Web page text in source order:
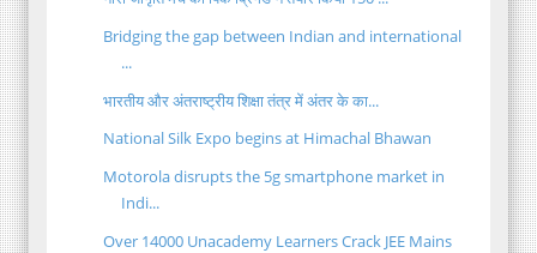
Bridging the gap between Indian and international
...
भारतीय और अंतराष्ट्रीय शिक्षा तंत्र में अंतर के का...
National Silk Expo begins at Himachal Bhawan
Motorola disrupts the 5g smartphone market in
Indi...
Over 14000 Unacademy Learners Crack JEE Mains